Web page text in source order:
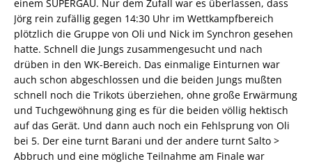
einem SUPERGAU. Nur dem Zufall war es überlassen, dass
Jörg rein zufällig gegen 14:30 Uhr im Wettkampfbereich
plötzlich die Gruppe von Oli und Nick im Synchron gesehen
hatte. Schnell die Jungs zusammengesucht und nach
drüben in den WK-Bereich. Das einmalige Einturnen war
auch schon abgeschlossen und die beiden Jungs mußten
schnell noch die Trikots überziehen, ohne große Erwärmung
und Tuchgewöhnung ging es für die beiden völlig hektisch
auf das Gerät. Und dann auch noch ein Fehlsprung von Oli
bei 5. Der eine turnt Barani und der andere turnt Salto >
Abbruch und eine mögliche Teilnahme am Finale war